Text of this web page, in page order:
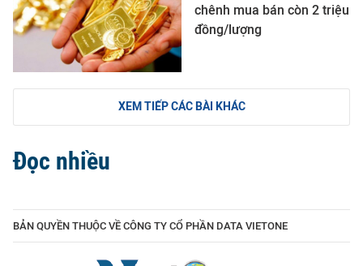
chênh mua bán còn 2 triệu
đồng/lượng
XEM TIẾP CÁC BÀI KHÁC
Đọc nhiều
BẢN QUYỀN THUỘC VỀ CÔNG TY CỔ PHẦN DATA VIETONE